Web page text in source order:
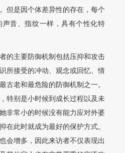
但是因个体差异性的存在，每个
声音、指纹一样，具有个性化特
的主要防御机制包括压抑和攻击
所接受的冲动、观念或回忆、情
古老和最危险的防御机制之一。
特别是小时候到成长过程以及未
非常小的时候没有能力应对外婆
在此时就成为最好的保护方式。
会增多，因此来访者不仅表现出